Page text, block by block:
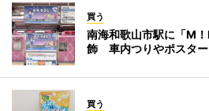
買う
南海和歌山市駅に「M
飾 車内つりやポスター
買う